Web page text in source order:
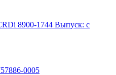
8900-1744 Выпуск: с
0005